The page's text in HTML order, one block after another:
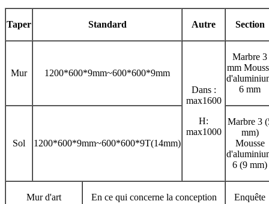
Taper Standard Autre Section
Mur
1200*600*9mm~600*600*9mm
Dans :
max1600
H:
max1000
Marbre 3
mm
6 mm
Sol 1200*600*9mm~600*600*9T(14mm)
Marbre 3
mm)
Mousse
6 (9 mm)
Mur d'art En ce qui concerne la conception Enquête